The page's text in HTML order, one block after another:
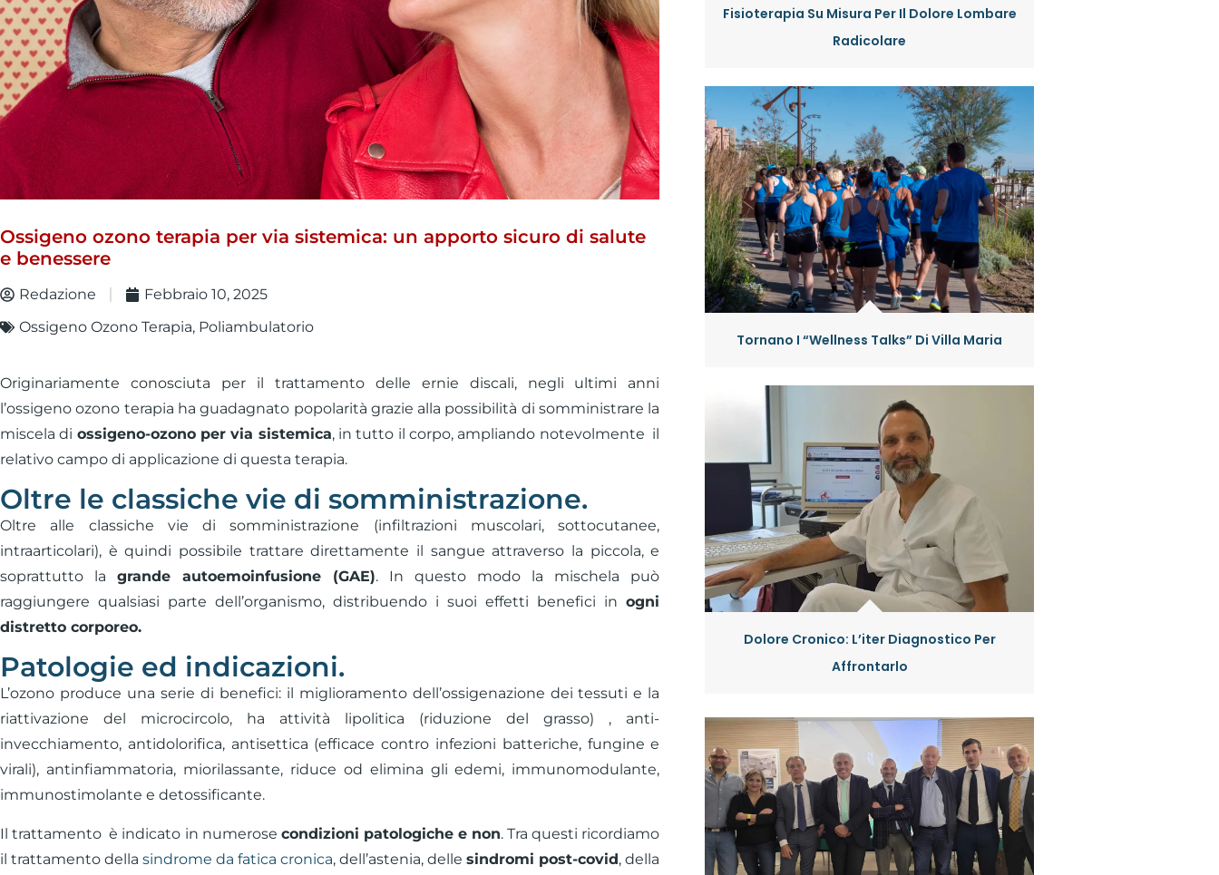
Ossigeno ozono terapia per via sistemica: un apporto sicuro di salute
e benessere
Redazione
Febbraio 10, 2025
Ossigeno Ozono Terapia, Poliambulatorio
Originariamente conosciuta per il trattamento delle ernie discali, negli ultimi anni
l’ossigeno ozono terapia ha guadagnato popolarità grazie alla possibilità di somministrare la
miscela di ossigeno-ozono per via sistemica, in tutto il corpo, ampliando notevolmente il
relativo campo di applicazione di questa terapia.
Oltre le classiche vie di somministrazione.
Oltre alle classiche vie di somministrazione (infiltrazioni muscolari, sottocutanee,
intraarticolari), è quindi possibile trattare direttamente il sangue attraverso la piccola, e
soprattutto lagrande autoemoinfusione (GAE). In questo modo la mischela può
raggiungere qualsiasi parte dell’organismo, distribuendo i suoi effetti benefici inogni
distretto corporeo.
Patologie ed indicazioni.
L’ozono produce una serie di benefici: il miglioramento dell’ossigenazione dei tessuti e la
riattivazione del microcircolo, ha attività lipolitica (riduzione del grasso) , anti-
invecchiamento, antidolorifica, antisettica (efficace contro infezioni batteriche, fungine e
virali), antinfiammatoria, miorilassante, riduce od elimina gli edemi, immunomodulante,
immunostimolante e detossificante.
Il trattamento è indicato in numerose condizioni patologiche e non. Tra questi ricordiamo
il trattamento dellasindrome da fatica cronica, dell’astenia, dellesindromi post-covid, della
Fisioterapia Su Misura Per Il Dolore Lombare
Radicolare
Tornano I “Wellness Talks” Di Villa Maria
Dolore Cronico: L’iter Diagnostico Per
Affrontarlo